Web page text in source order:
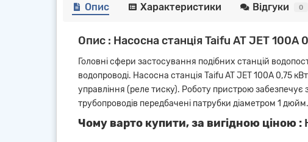
Опис Характеристики Відгуки 0
Опис : Насосна станція Taifu AT JET 100А
Головні сфери застосування подібних станцій
водопроводі. Насосна станція Taifu AT JET 100А 0,75
управління (реле тиску). Роботу пристрою
трубопроводів передбачені патрубки діаметром 1 дюйм.
Чому варто купити, за вигідною ціною :